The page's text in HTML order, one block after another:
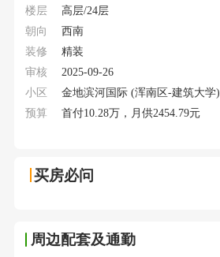
楼层 高层/24层
朝向 西南
装修 精装
审核 2025-09-26
小区 金地滨河国际 (浑南区-建筑大学)
预算 首付10.28万，月供2454.79元
买房必问
周边配套及通勤